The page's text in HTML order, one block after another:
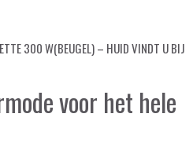
300 W(BEUGEL) – HUID VINDT U BIJ
voor het hele